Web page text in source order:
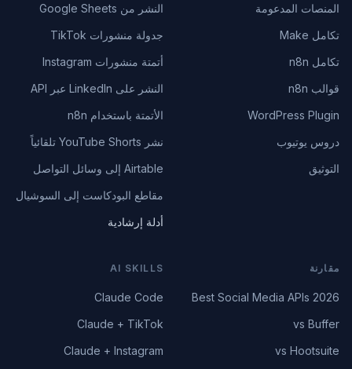
المنصات المدعومة
تكامل Make
تكامل n8n
قوالب n8n
WordPress Plugin
دروس يوتيوب
التوثيق
النشر من Google Sheets
جدولة منشورات TikTok
أتمتة منشورات Instagram
النشر على LinkedIn عبر API
الأتمتة باستخدام n8n
نشر YouTube Shorts تلقائياً
Airtable إلى وسائل التواصل
مقاطع البودكاست إلى السوشيال
أدلة إرشادية
مقارنة
Best Social Media APIs 2026
vs Buffer
vs Hootsuite
AI SKILLS
Claude Code
Claude + TikTok
Claude + Instagram